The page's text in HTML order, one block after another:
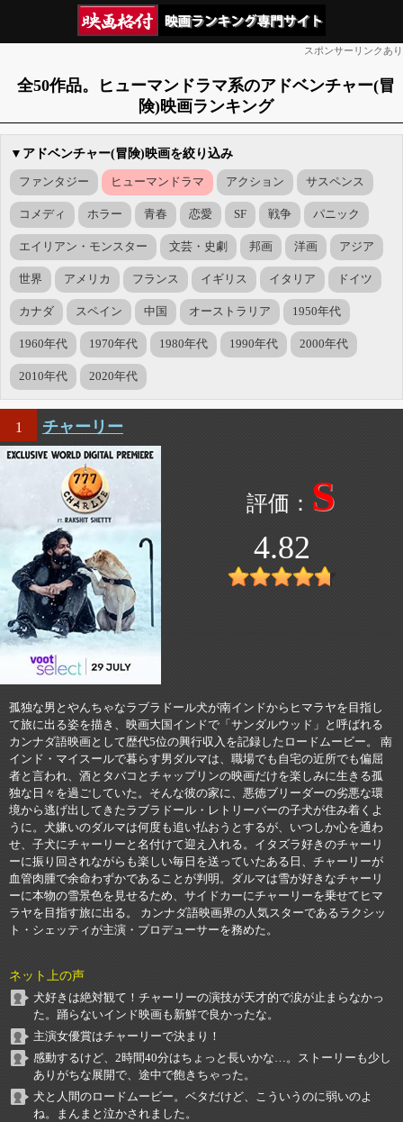
スポンサーリンクあり
全50作品。ヒューマンドラマ系のアドベンチャー(冒
険)映画ランキング
▼アドベンチャー(冒険)映画を絞り込み
ファンタジー ヒューマンドラマ アクション サスペンス
コメディ ホラー 青春 恋愛 SF 戦争 パニック
エイリアン・モンスター 文芸・史劇 邦画 洋画 アジア
世界 アメリカ フランス イギリス イタリア ドイツ
カナダ スペイン 中国 オーストラリア 1950年代
1960年代 1970年代 1980年代 1990年代 2000年代
2010年代 2020年代
1 チャーリー
S
4.82
孤独な男とやんちゃなラブラドール犬が南インドからヒマラヤを目指し
て旅に出る姿を描き、映画大国インドで「サンダルウッド」と呼ばれる
カンナダ語映画として歴代5位の興行収入を記録したロードムービー。 南
インド・マイスールで暮らす男ダルマは、職場でも自宅の近所でも偏屈
者と言われ、酒とタバコとチャップリンの映画だけを楽しみに生きる孤
独な日々を過ごしていた。そんな彼の家に、悪徳ブリーダーの劣悪な環
境から逃げ出してきたラブラドール・レトリーバーの子犬が住み着くよ
うに。犬嫌いのダルマは何度も追い払おうとするが、いつしか心を通わ
せ、子犬にチャーリーと名付けて迎え入れる。イタズラ好きのチャーリ
ーに振り回されながらも楽しい毎日を送っていたある日、チャーリーが
血管肉腫で余命わずかであることが判明。ダルマは雪が好きなチャーリ
ーに本物の雪景色を見せるため、サイドカーにチャーリーを乗せてヒマ
ラヤを目指す旅に出る。 カンナダ語映画界の人気スターであるラクシッ
ト・シェッティが主演・プロデューサーを務めた。
ネット上の声
犬好きは絶対観て！チャーリーの演技が天才的で涙が止まらなかっ
た。踊らないインド映画も新鮮で良かったな。
主演女優賞はチャーリーで決まり！
感動するけど、2時間40分はちょっと長いかな…。ストーリーも少し
ありがちな展開で、途中で飽きちゃった。
犬と人間のロードムービー。ベタだけど、こういうのに弱いのよ
ね。まんまと泣かされました。